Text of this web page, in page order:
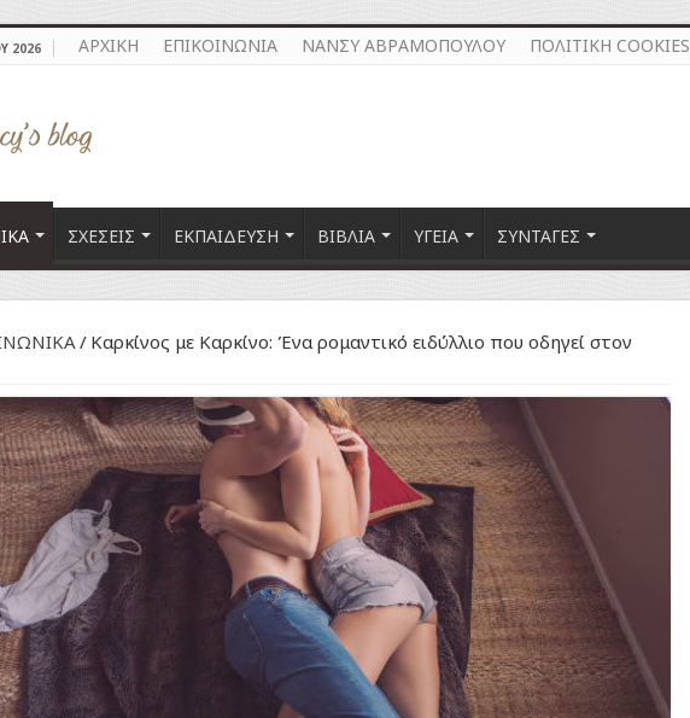
2026 ΑΡΧΙΚΗ ΕΠΙΚΟΙΝΩΝΙΑ ΝΑΝΣΥ ΑΒΡΑΜΟΠΟΥΛΟΥ ΠΟΛΙΤΙΚΗ COOKIES
ΣΧΕΣΕΙΣ ΕΚΠΑΙΔΕΥΣΗ ΒΙΒΛΙΑ ΥΓΕΙΑ ΣΥΝΤΑΓΕΣ
/ Καρκίνος με Καρκίνο: Ένα ρομαντικό ειδύλλιο που οδηγεί στον